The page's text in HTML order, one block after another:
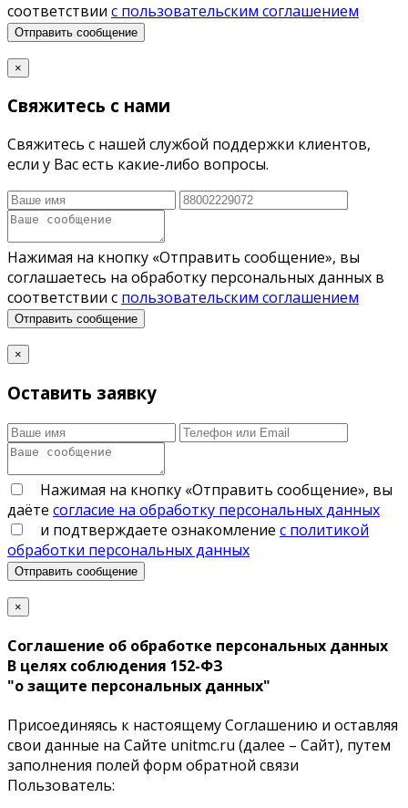
соответствии с пользовательским соглашением
Отправить сообщение
×
Свяжитесь с нами
Свяжитесь с нашей службой поддержки клиентов,
если у Вас есть какие-либо вопросы.
Нажимая на кнопку «Отправить сообщение», вы
соглашаетесь на обработку персональных данных в
соответствии с пользовательским соглашением
Отправить сообщение
×
Оставить заявку
Нажимая на кнопку «Отправить сообщение», вы
даёте согласие на обработку персональных данных
и подтверждаете ознакомление с политикой
обработки персональных данных
Отправить сообщение
×
Соглашение об обработке персональных данных
В целях соблюдения 152-ФЗ
"о защите персональных данных"
Присоединяясь к настоящему Соглашению и оставляя
свои данные на Сайте unitmc.ru (далее – Сайт), путем
заполнения полей форм обратной связи
Пользователь: